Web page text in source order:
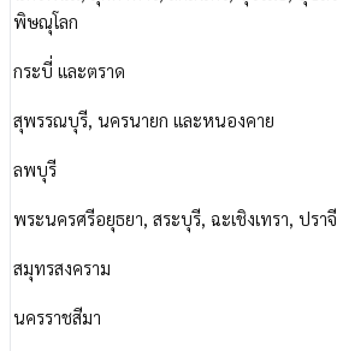
พิษณุโลก
กระบี่ และตราด
สุพรรณบุรี, นครนายก และหนองคาย
ลพบุรี
พระนครศรีอยุธยา, สระบุรี, ฉะเชิงเทรา, ปร
สมุทรสงคราม
นครราชสีมา